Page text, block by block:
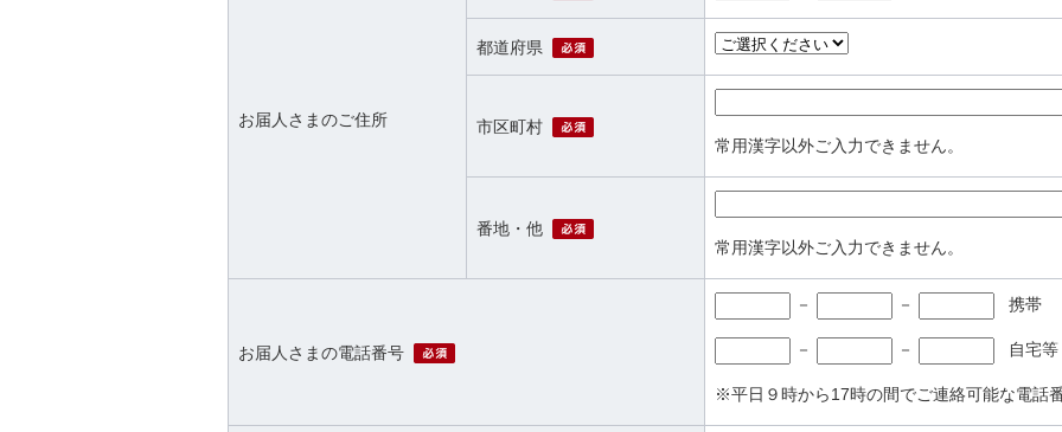
お届人さまのご住所
都道府県
市区町村
常用漢字以外ご入力できません。
番地・他
常用漢字以外ご入力できません。
お届人さまの電話番号
－ － 携帯
－ － 自宅等
※平日９時から17時の間でご連絡可能な電話